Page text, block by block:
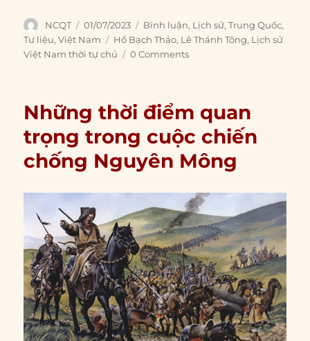
Author
NCQT
Posted
on
01/07/2023 Categories
Bình luận, Lịch sử,Trung Quốc,
Tư liệu,Việt Nam Tags
Hồ Bạch Thảo, Lê Thánh Tông, Lịch sử
Việt Nam thời tự chủ
0 Comments
Những thời điểm quan
trọng trong cuộc chiến
chống Nguyên Mông